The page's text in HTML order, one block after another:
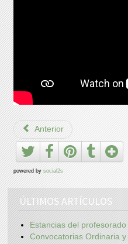
Anterior
powered bysocial2s
ÚLTIMOS ARTÍCULOS
Estancias del profesorado
Convocatorias Ordinaria